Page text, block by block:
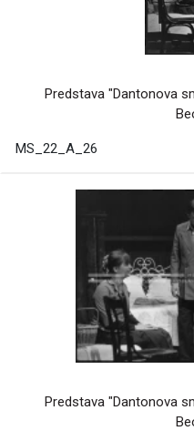
Predstava "Dantonova
MS_22_A_26
Predstava "Dantonova